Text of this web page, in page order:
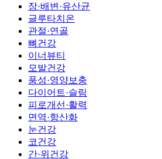
장·배변·유산균
글루타치온
관절·연골
뼈건강
이너뷰티
모발건강
풍성·영양보충
다이어트·슬림
피로개선·활력
면역·항산화
눈건강
코건강
간·위건강